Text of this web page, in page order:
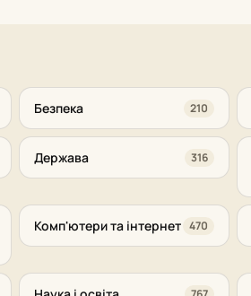
Безпека 210
Держава 316
Комп'ютери та інтернет 470